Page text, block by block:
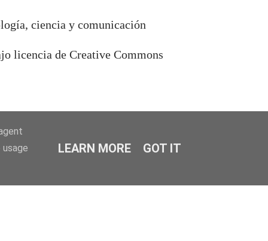
ciencia y comunicación
licencia de Creative Commons
LEARN MORE GOT IT